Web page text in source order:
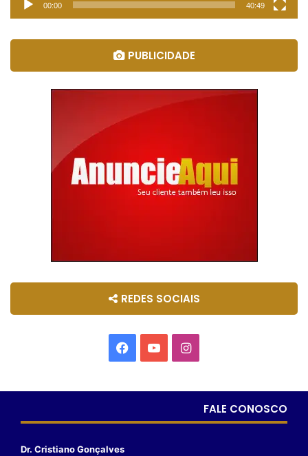
00:00 40:49
PUBLICIDADE
REDES SOCIAIS
FALE CONOSCO
Dr. Cristiano Gonçalves